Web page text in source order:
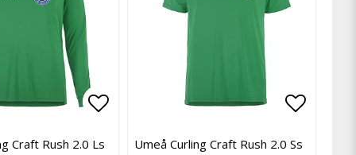
Lägg till i favoritlistan
Lägg till i favoritlistan
Craft Rush 2.0 Ls
Lägg
Lägg
Umeå Curling Craft Rush 2.0 Ss